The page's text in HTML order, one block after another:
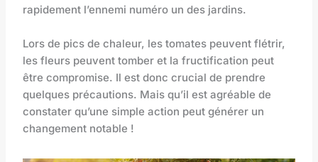
rapidement l’ennemi numéro un des jardins.
Lors de pics de chaleur, les tomates peuvent flétrir,
les fleurs peuvent tomber et la fructification peut
être compromise. Il est donc crucial de prendre
quelques précautions. Mais qu’il est agréable de
constater qu’une simple action peut générer un
changement notable !